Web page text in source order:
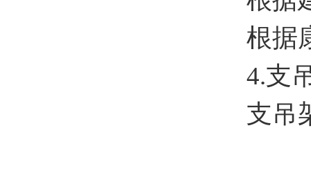
根据
4.支
支吊